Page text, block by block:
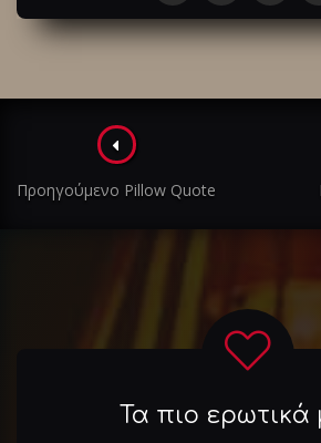
Πλοήγηση
στα
άρθρα
Προηγούμενο Pillow Quote
Τα πιο ερωτικά